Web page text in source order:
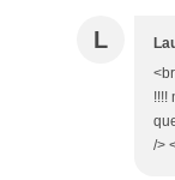
L
!!!!
/>